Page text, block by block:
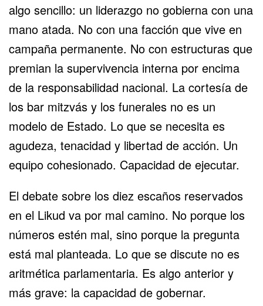
algo sencillo: un liderazgo no gobierna con una
mano atada. No con una facción que vive en
campaña permanente. No con estructuras que
premian la supervivencia interna por encima
de la responsabilidad nacional. La cortesía de
los bar mitzvás y los funerales no es un
modelo de Estado. Lo que se necesita es
agudeza, tenacidad y libertad de acción. Un
equipo cohesionado. Capacidad de ejecutar.
El debate sobre los diez escaños reservados
en el Likud va por mal camino. No porque los
números estén mal, sino porque la pregunta
está mal planteada. Lo que se discute no es
aritmética parlamentaria. Es algo anterior y
más grave: la capacidad de gobernar.